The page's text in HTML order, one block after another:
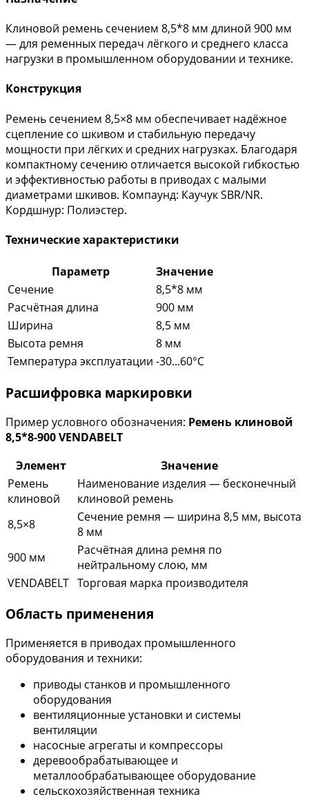
Клиновой ремень сечением 8,5*8 мм длиной 900 мм
— для ременных передач лёгкого и среднего класса
нагрузки в промышленном оборудовании и технике.
Конструкция
Ремень сечением 8,5×8 мм обеспечивает надёжное
сцепление со шкивом и стабильную передачу
мощности при лёгких и средних нагрузках. Благодаря
компактному сечению отличается высокой гибкостью
и эффективностью работы в приводах с малыми
диаметрами шкивов. Компаунд: Каучук SBR/NR.
Кордшнур: Полиэстер.
Технические характеристики
Параметр
Значение
Сечение
8,5*8 мм
Расчётная длина
900 мм
Ширина
8,5 мм
Высота ремня
8 мм
Температура эксплуатации -30...60°C
Расшифровка маркировки
Пример условного обозначения: Ремень клиновой
8,5*8-900 VENDABELT
Элемент
Значение
Ремень
клиновой
Наименование изделия — бесконечный
клиновой ремень
8,5×8
Сечение ремня — ширина 8,5 мм, высота
8 мм
900 мм
Расчётная длина ремня по
нейтральному слою, мм
VENDABELT Торговая марка производителя
Область применения
Применяется в приводах промышленного
оборудования и техники:
приводы станков и промышленного
оборудования
вентиляционные установки и системы
вентиляции
насосные агрегаты и компрессоры
деревообрабатывающее и
металлообрабатывающее оборудование
сельскохозяйственная техника